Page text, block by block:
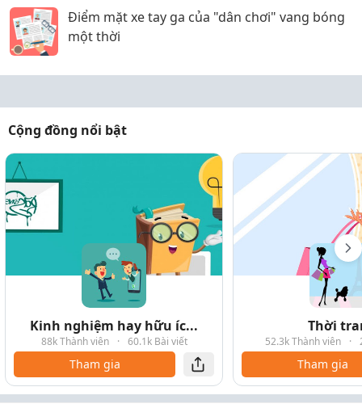
Điểm mặt xe tay ga của "dân chơi" vang bóng
một thời
Cộng đồng nổi bật
Kinh nghiệm hay hữu íc...
88k Thành viên · 60.1k Bài viết
Tham gia
Thời
52.3k Thành viên ·
Tham gia